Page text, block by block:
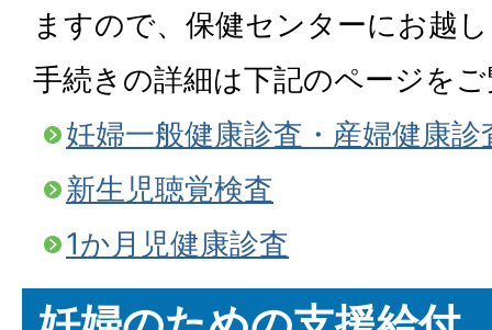
ますので、保健センターにお越
手続きの詳細は下記のページを
妊婦一般健康診査・産婦健康診
新生児聴覚検査
1か月児健康診査